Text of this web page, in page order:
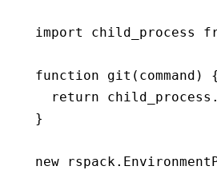
import child_process
function git (command) {
  return
child_process
}
new rspack